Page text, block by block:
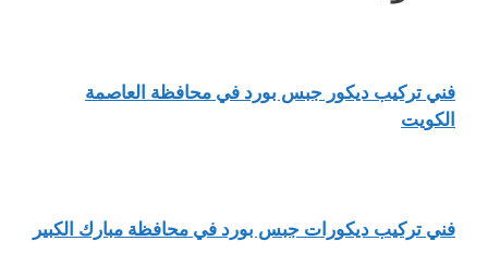
فني تركيب ديكور جبس بورد في محافظة العاصمة
الكويت
فني تركيب ديكورات جبس بورد في محافظة مبارك الكبير